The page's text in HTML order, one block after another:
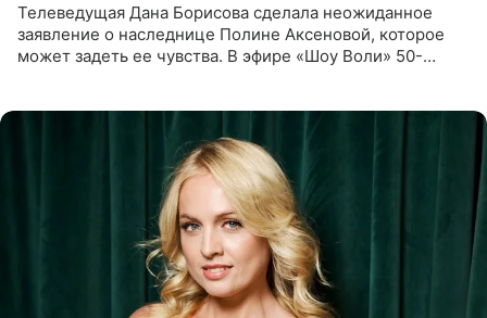
Телеведущая Дана Борисова сделала неожиданное
заявление о наследнице Полине Аксеновой, которое
может задеть ее чувства. В эфире «Шоу Воли» 50-